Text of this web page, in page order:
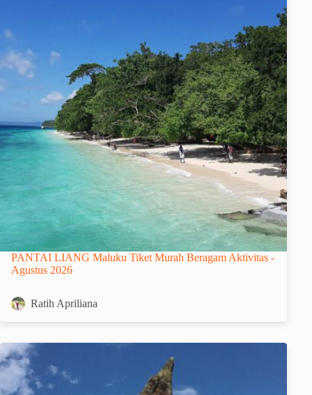
PANTAI LIANG Maluku Tiket Murah Beragam Aktivitas -
Agustus 2026
Ratih Apriliana